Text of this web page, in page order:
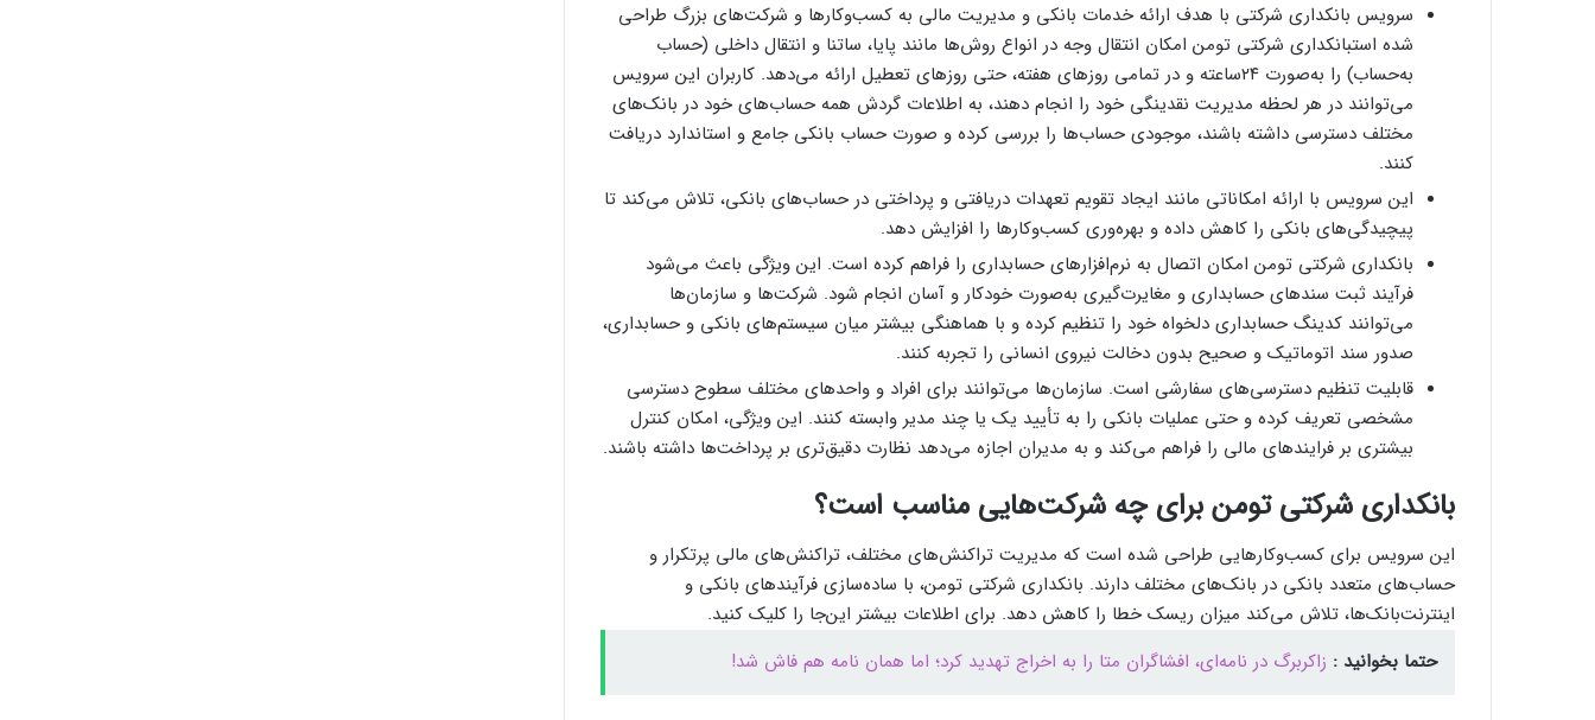
سرویس بانکداری شرکتی با هدف ارائه خدمات بانکی و مدیریت مالی به کسب‌وکارها و شرکت‌های بزرگ طراحی
شده استبانکداری شرکتی تومن امکان انتقال وجه در انواع روش‌ها مانند پایا، ساتنا و انتقال داخلی (حساب
به‌حساب) را به‌صورت ۲۴ساعته و در تمامی روزهای هفته، حتی روزهای تعطیل ارائه می‌دهد. کاربران این سرویس
می‌توانند در هر لحظه مدیریت نقدینگی خود را انجام دهند، به اطلاعات گردش همه حساب‌های خود در بانک‌های
مختلف دسترسی داشته باشند، موجودی حساب‌ها را بررسی کرده و صورت‌ حساب بانکی جامع و استاندارد دریافت
کنند.
این سرویس با ارائه امکاناتی مانند ایجاد تقویم تعهدات دریافتی و پرداختی در حساب‌های بانکی، تلاش می‌کند تا
پیچیدگی‌های بانکی را کاهش داده و بهره‌وری کسب‌وکارها را افزایش دهد.
بانکداری شرکتی تومن امکان اتصال به نرم‌افزارهای حسابداری را فراهم کرده است. این ویژگی باعث می‌شود
فرآیند ثبت سندهای حسابداری و مغایرت‌گیری به‌صورت خودکار و آسان انجام شود. شرکت‌ها و سازمان‌ها
می‌توانند کدینگ حسابداری دلخواه خود را تنظیم کرده و با هماهنگی بیشتر میان سیستم‌های بانکی و حسابداری،
صدور سند اتوماتیک و صحیح بدون دخالت نیروی انسانی را تجربه کنند.
قابلیت تنظیم دسترسی‌های سفارشی است. سازمان‌ها می‌توانند برای افراد و واحدهای مختلف سطوح دسترسی
مشخصی تعریف کرده و حتی عملیات بانکی را به تأیید یک یا چند مدیر وابسته کنند. این ویژگی، امکان کنترل
بیشتری بر فرایندهای مالی را فراهم می‌کند و به مدیران اجازه می‌دهد نظارت دقیق‌تری بر پرداخت‌ها داشته باشند.
بانکداری شرکتی تومن برای چه شرکت‌هایی مناسب است؟
این سرویس برای کسب‌وکارهایی طراحی شده است که مدیریت تراکنش‌های مختلف، تراکنش‌های مالی پرتکرار و
حساب‌های متعدد بانکی در بانک‌های مختلف دارند. بانکداری شرکتی تومن، با ساده‌سازی فرآیندهای بانکی و
اینترنت‌بانک‌ها، تلاش می‌کند میزان ریسک خطا را کاهش دهد. برای اطلاعات بیشتر این‌جا را کلیک کنید.
حتما بخوانید : زاکربرگ در نامه‌ای، افشاگران متا را به اخراج تهدید کرد؛ اما همان نامه هم فاش شد!
فرم‌ور باتری در گوشی‌های شیائومی با
سیستم‌عامل HyperOS 2.0 به‌روزرسانی
مخفی دریافت کرد
بیشتر مواد با حرارت‌دادن نرم می‌شوند؛ پس
چرا تخم مرغ سفت می‌شود؟
گذاشت؛ پایانی بر عصر کامت‌لیک
نسل جدید مانیتور استودیو دیسپلی اپل سال
۲۰۲۶ از راه می‌رسد؛ گزارش بلومبرگ